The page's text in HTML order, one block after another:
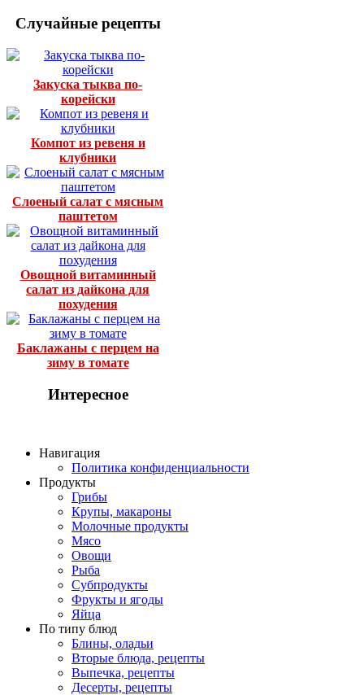
Случайные рецепты
Закуска тыква по-
корейски
Компот из ревеня и
клубники
Слоеный салат с мясным
паштетом
Овощной витаминный
салат из дайкона для
похудения
Баклажаны с перцем на
зиму в томате
Интересное
Навигация
Политика конфиденциальности
Продукты
Грибы
Крупы, макароны
Молочные продукты
Мясо
Овощи
Рыба
Субпродукты
Фрукты и ягоды
Яйца
По типу блюд
Блины, оладьи
Вторые блюда, рецепты
Выпечка, рецепты
Десерты, рецепты